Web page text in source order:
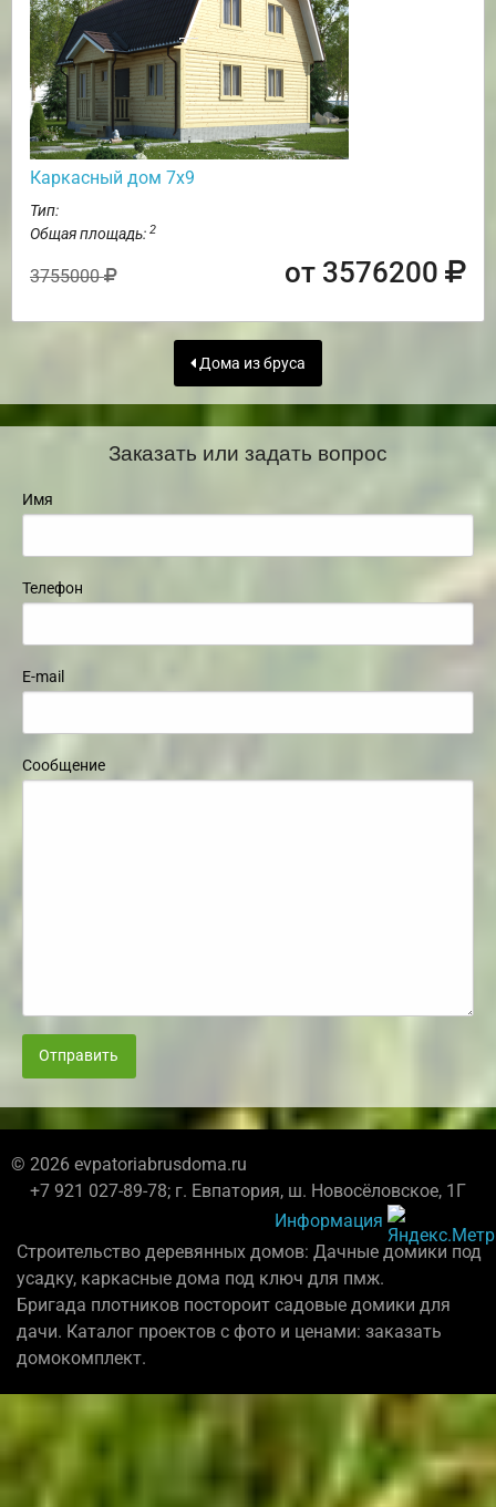
Каркасный дом 7х9
Тип:
Общая площадь: 2
3755000 от 3576200
Дома из бруса
Заказать или задать вопрос
Имя
Телефон
E-mail
Сообщение
Отправить
© 2026 evpatoriabrusdoma.ru
+7 921 027-89-78; г. Евпатория, ш. Новосёловское, 1Г
Информация
Строительство деревянных домов: Дачные домики под
усадку, каркасные дома под ключ для пмж.
Бригада плотников постороит садовые домики для
дачи. Каталог проектов с фото и ценами: заказать
домокомплект.